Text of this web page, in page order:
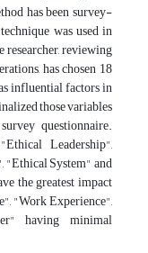
has been survey-
was used in
reviewing
has chosen 18
influential factors in
those variables
questionnaire.
Leadership",
System" and
the greatest impact
"Work Experience",
having minimal